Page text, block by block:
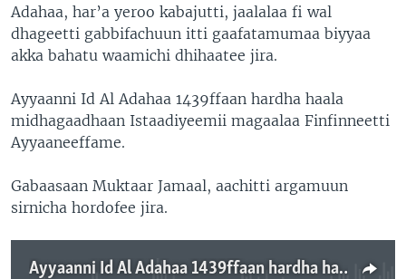
Adahaa, har’a yeroo kabajutti, jaalalaa fi wal
dhageetti gabbifachuun itti gaafatamumaa biyyaa
akka bahatu waamichi dhihaatee jira.
Ayyaanni Id Al Adahaa 1439ffaan hardha haala
midhagaadhaan Istaadiyeemii magaalaa Finfinneetti
Ayyaaneeffame.
Gabaasaan Muktaar Jamaal, aachitti argamuun
sirnicha hordofee jira.
Ayyaanni Id Al Adahaa 1439ffaan hardha haala midhagaadhaan Istaadiyeemii magaalaa Finfinneetti Ayyaaneeffame.